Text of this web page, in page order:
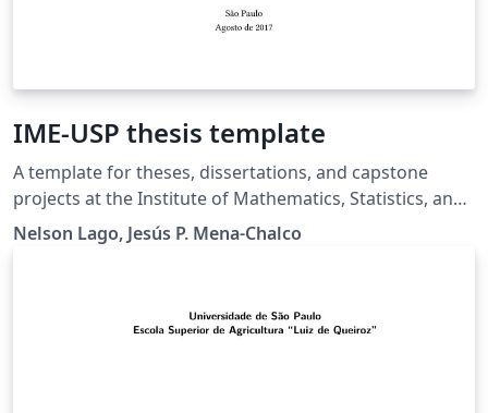
IME-USP thesis template
A template for theses, dissertations, and capstone
projects at the Institute of Mathematics, Statistics, and
Computer Science (Instituto de Matemática, Estatística
e Ciência da Computação) - University of São Paulo.
Nelson Lago, Jesús P. Mena-Chalco